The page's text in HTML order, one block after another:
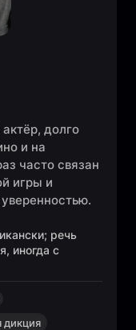
долго
и на
часто связан
игры и
речь
иногда с
дикция